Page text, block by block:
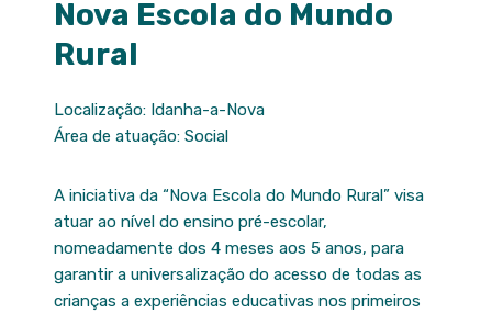
Nova Escola do Mundo
Rural
Localização: Idanha-a-Nova
Área de atuação: Social
A iniciativa da “Nova Escola do Mundo Rural” visa
atuar ao nível do ensino pré-escolar,
nomeadamente dos 4 meses aos 5 anos, para
garantir a universalização do acesso de todas as
crianças a experiências educativas nos primeiros